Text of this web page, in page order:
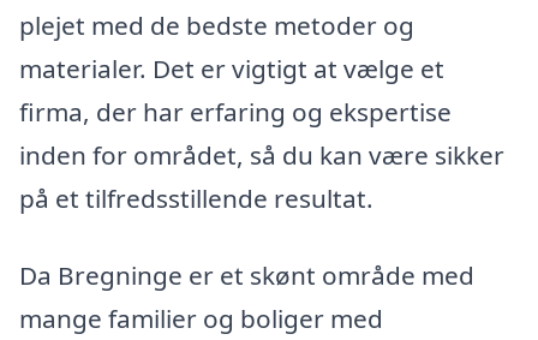
plejet med de bedste metoder og
materialer. Det er vigtigt at vælge et
firma, der har erfaring og ekspertise
inden for området, så du kan være sikker
på et tilfredsstillende resultat.
Da Bregninge er et skønt område med
mange familier og boliger med